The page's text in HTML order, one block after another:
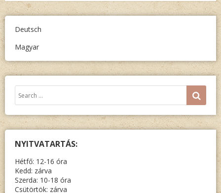
Deutsch
Magyar
Keresés:
NYITVATARTÁS:
Hétfő: 12-16 óra
Kedd: zárva
Szerda: 10-18 óra
Csütörtök: zárva